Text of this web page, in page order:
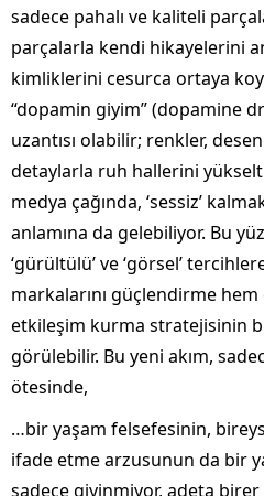
sadece pahalı ve kaliteli
parçalarla kendi hikayelerini
kimliklerini cesurca ortaya
“dopamin giyim” (dopamine
uzantısı olabilir; renkler,
detaylarla ruh hallerini
medya çağında, ‘sessiz’
anlamına da gelebiliyor. Bu
‘gürültülü’ ve ‘görsel’
markalarını güçlendirme
etkileşim kurma stratejisinin
görülebilir. Bu yeni akım,
ötesinde,
…bir yaşam felsefesinin,
ifade etme arzusunun da bir
sadece giyinmiyor, adeta birer